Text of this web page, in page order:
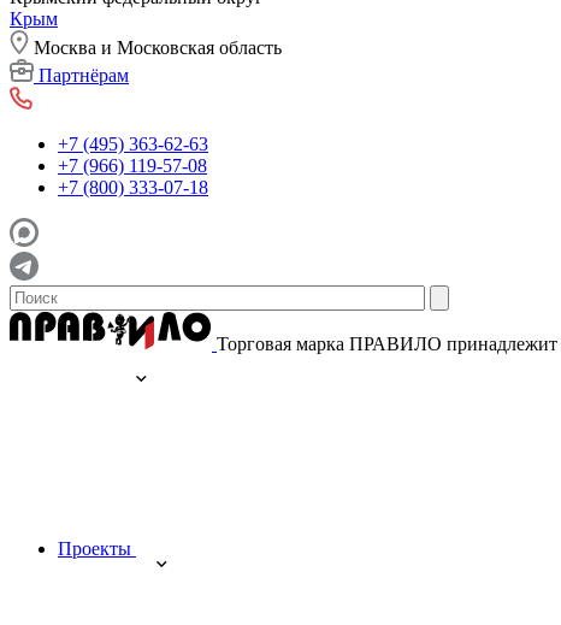
Крым
Москва и Московская область
Партнёрам
+7 (495) 363-62-63
+7 (966) 119-57-08
+7 (800) 333-07-18
Торговая марка ПРАВИЛО
Проекты